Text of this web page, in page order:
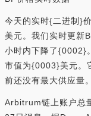
今天的实时{二进制}
美元。我们实时更新
小时内下降了{0002}
市值为{0003}美元。
前还没有最大供应量。
Arbitrum链上账户总